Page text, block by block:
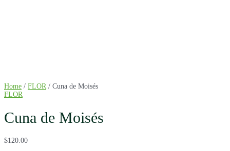
Home / FLOR/ Cuna de Moisés
FLOR
Cuna de Moisés
$120.00